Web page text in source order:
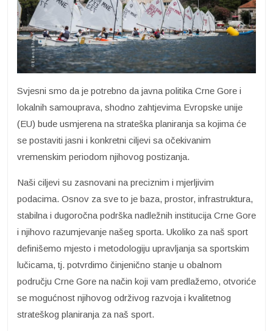
Svjesni smo da je potrebno da javna politika Crne Gore i
lokalnih samouprava, shodno zahtjevima Evropske unije
(EU) bude usmjerena na strateška planiranja sa kojima će
se postaviti jasni i konkretni ciljevi sa očekivanim
vremenskim periodom njihovog postizanja.
Naši ciljevi su zasnovani na preciznim i mjerljivim
podacima. Osnov za sve to je baza, prostor, infrastruktura,
stabilna i dugoročna podrška nadležnih institucija Crne Gore
i njihovo razumjevanje našeg sporta. Ukoliko za naš sport
definišemo mjesto i metodologiju upravljanja sa sportskim
lučicama, tj. potvrdimo činjenično stanje u obalnom
području Crne Gore na način koji vam predlažemo, otvoriće
se mogućnost njihovog održivog razvoja i kvalitetnog
strateškog planiranja za naš sport.